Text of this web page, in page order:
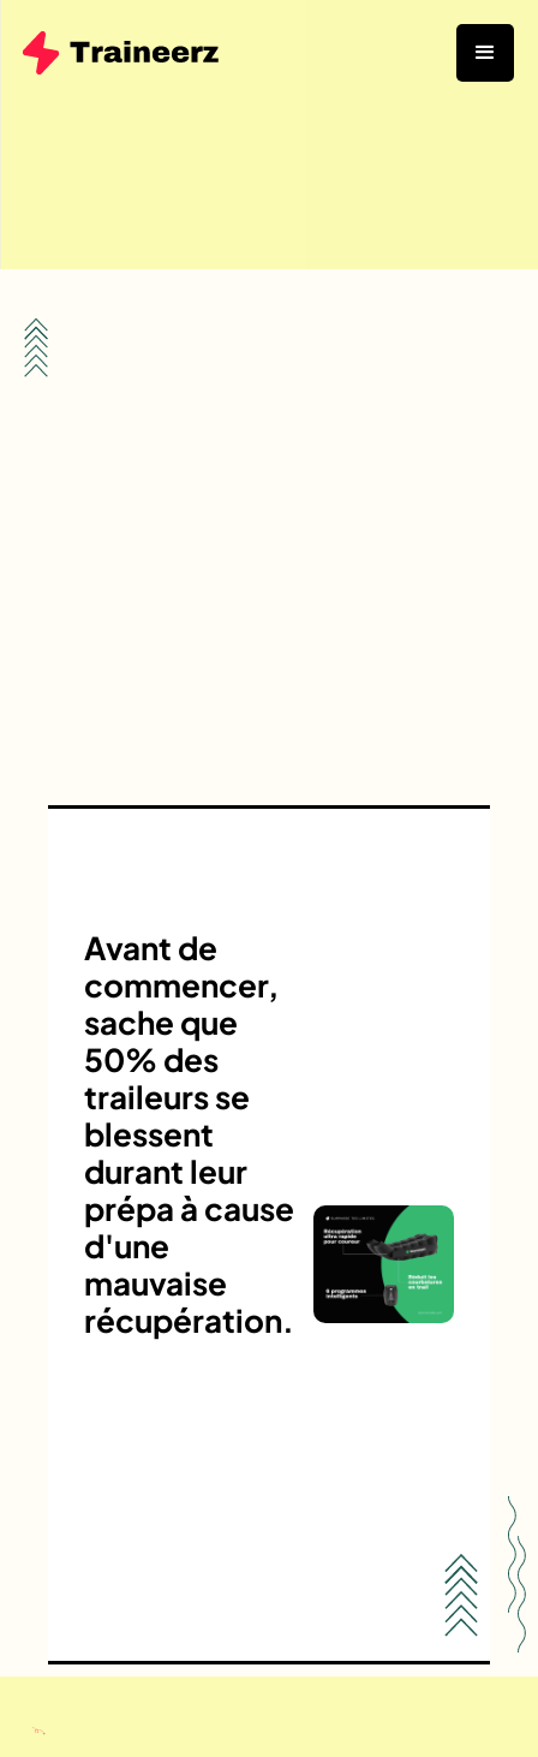
Avant de
commencer,
sache que
50% des
traileurs se
blessent
durant leur
prépa à cause
d'une
mauvaise
récupération.